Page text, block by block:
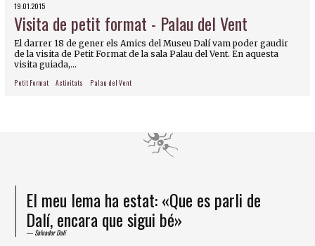
19.01.2015
Visita de petit format - Palau del Vent
El darrer 18 de gener els Amics del Museu Dalí vam poder gaudir
de la visita de Petit Format de la sala Palau del Vent. En aquesta
visita guiada,...
Petit Format Activitats Palau del Vent
El meu lema ha estat: «Que es parli de
Dalí, encara que sigui bé»
Salvador Dalí